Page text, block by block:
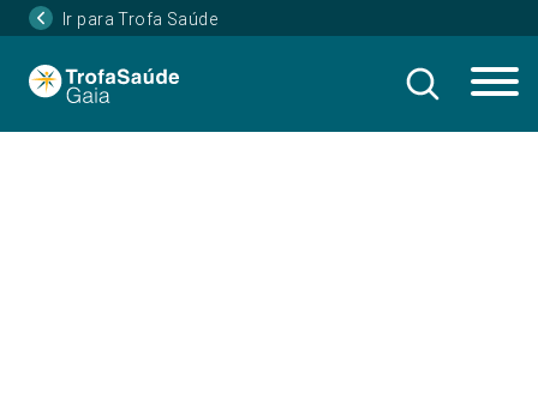
Ir para Trofa Saúde